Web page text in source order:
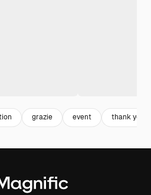
grazie event thank you